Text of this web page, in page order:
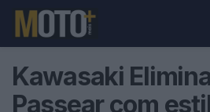
Kawasaki
Passear com